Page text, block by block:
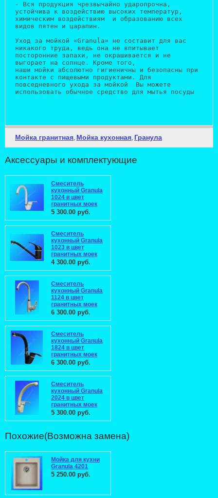
- Вся продукция чрезвычайно ударопрочна,
устойчива к воздействию высоких температур,
химическим воздействиям  и образованию всех
видов пятен и царапин.
Уход за мойкой «Granula» не составит для вас
никакого труда, ведь она не впитывает
посторонние запахи, не окрашивается и не
выгорает на солнце. Кроме того,
наши мойки абсолютно гигиеничны и безопасны при
контакте с пищевыми продуктами. Для
повседневного ухода за мойкой  Вы можете
использовать обычное средство для мытья посуды
Мойка гранитная, Мойка кухонная, Гранула
Аксессуары и комплектующие
Смеситель
кухонный Granula
1024 в цвет
гранитных моек
5 300.00 руб.
Смеситель
кухонный Granula
1023 в цвет
гранитных моек
4 300.00 руб.
Смеситель
кухонный Granula
1124 в цвет
гранитных моек
6 300.00 руб.
Смеситель
кухонный Granula
1824 в цвет
гранитных моек
6 300.00 руб.
Смеситель
кухонный Granula
2024 в цвет
гранитных моек
5 300.00 руб.
Похожие(Возможна замена)
Мойка для кухни
Granula 4201
5 250.00 руб.